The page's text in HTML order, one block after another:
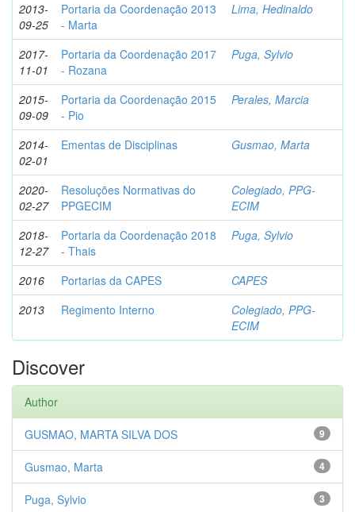
2013-
09-25
Portaria da Coordenação 2013
- Marta
Lima, Hedinaldo
2017-
11-01
Portaria da Coordenação 2017
- Rozana
Puga, Sylvio
2015-
09-09
Portaria da Coordenação 2015
- Pio
Perales, Marcia
2014-
02-01
Ementas de Disciplinas Gusmao, Marta
2020-
02-27
Resoluções Normativas do
PPGECIM
Colegiado, PPG-
ECIM
2018-
12-27
Portaria da Coordenação 2018
- Thais
Puga, Sylvio
2016 Portarias da CAPES
CAPES
2013
Regimento Interno
Colegiado, PPG-
ECIM
Discover
Author
9
GUSMAO, MARTA SILVA DOS
4
Gusmao, Marta
3
Puga, Sylvio